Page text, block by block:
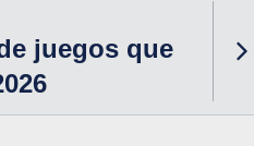
juegos que